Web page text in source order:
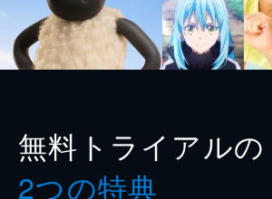
無料トライアルの
2つの特典